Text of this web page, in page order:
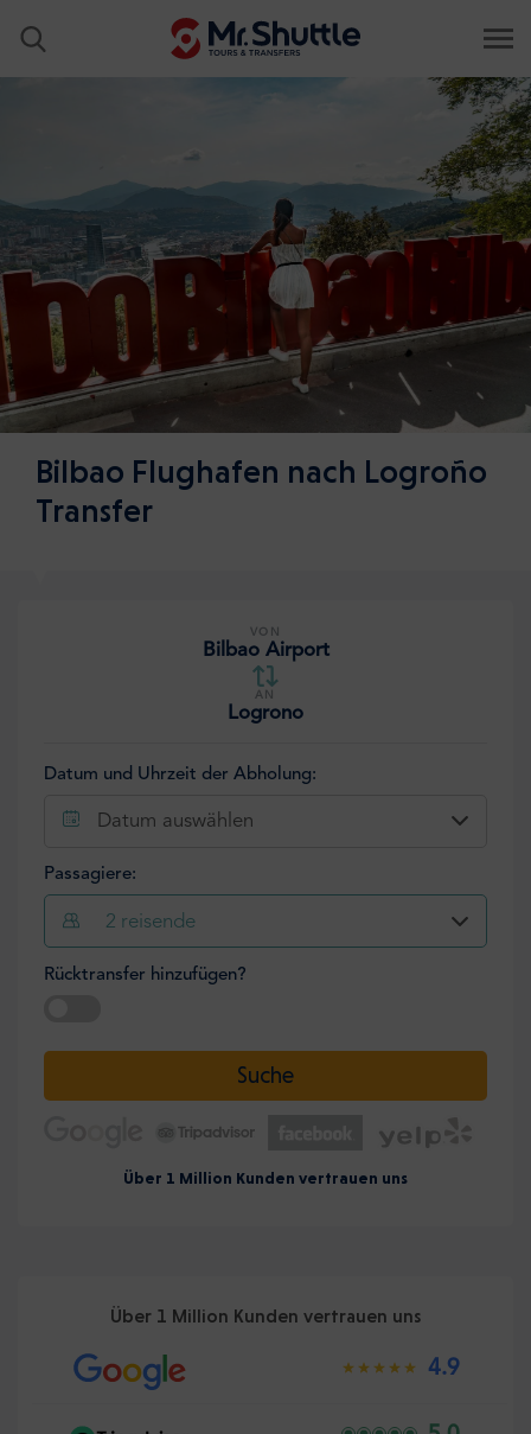
Bilbao Flughafen nach Logroño
Transfer
VON
Bilbao Airport
AN
Logrono
Datum und Uhrzeit der Abholung:
Datum auswählen
Passagiere:
2 reisende
Rücktransfer hinzufügen?
Suche
Über 1 Million Kunden vertrauen uns
Über 1 Million Kunden vertrauen uns
4.9